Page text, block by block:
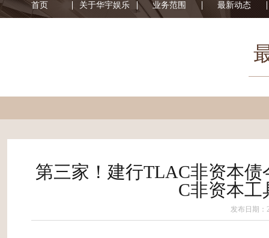
首页 关于华宇娱乐 业务范围 最新动态
第三家！建行TLAC非资本
C非资本工
发布日期：